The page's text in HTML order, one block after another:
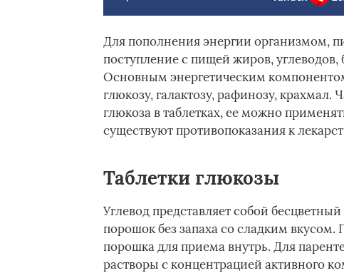
Для пополнения энергии организмом,
поступление с пищей жиров,
Основным энергетическим
глюкозу, галактозу, рафинозу,
глюкоза в таблетках, ее можно
существуют противопоказания к
Таблетки глюкозы
Углевод представляет собой
порошок без запаха со сладким вкусом.
порошка для приема внутрь. Для
растворы с концентрацией активного